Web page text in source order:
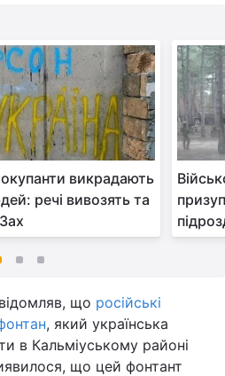
викрадають
речі вивозять та
що російські
, який українська
в Кальміуському районі
що цей фонтант